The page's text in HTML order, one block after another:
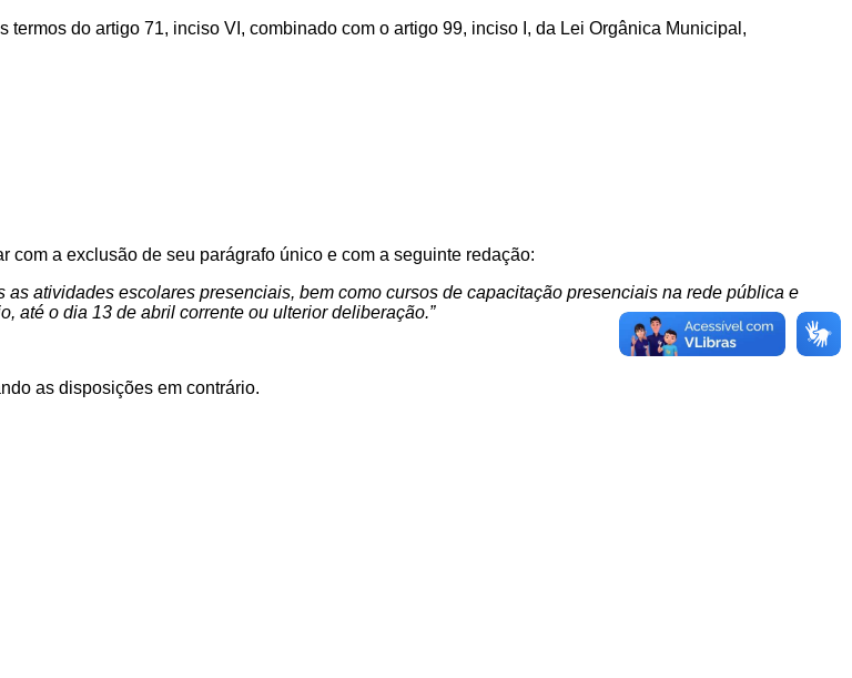
do artigo 71, inciso VI, combinado com o artigo 99, inciso I, da Lei Orgânica Municipal,
com a exclusão de seu parágrafo único e com a seguinte redação:
as atividades escolares presenciais, bem como cursos de capacitação presenciais na rede pública e
até o dia 13 de abril corrente ou ulterior deliberação.”
as disposições em contrário.